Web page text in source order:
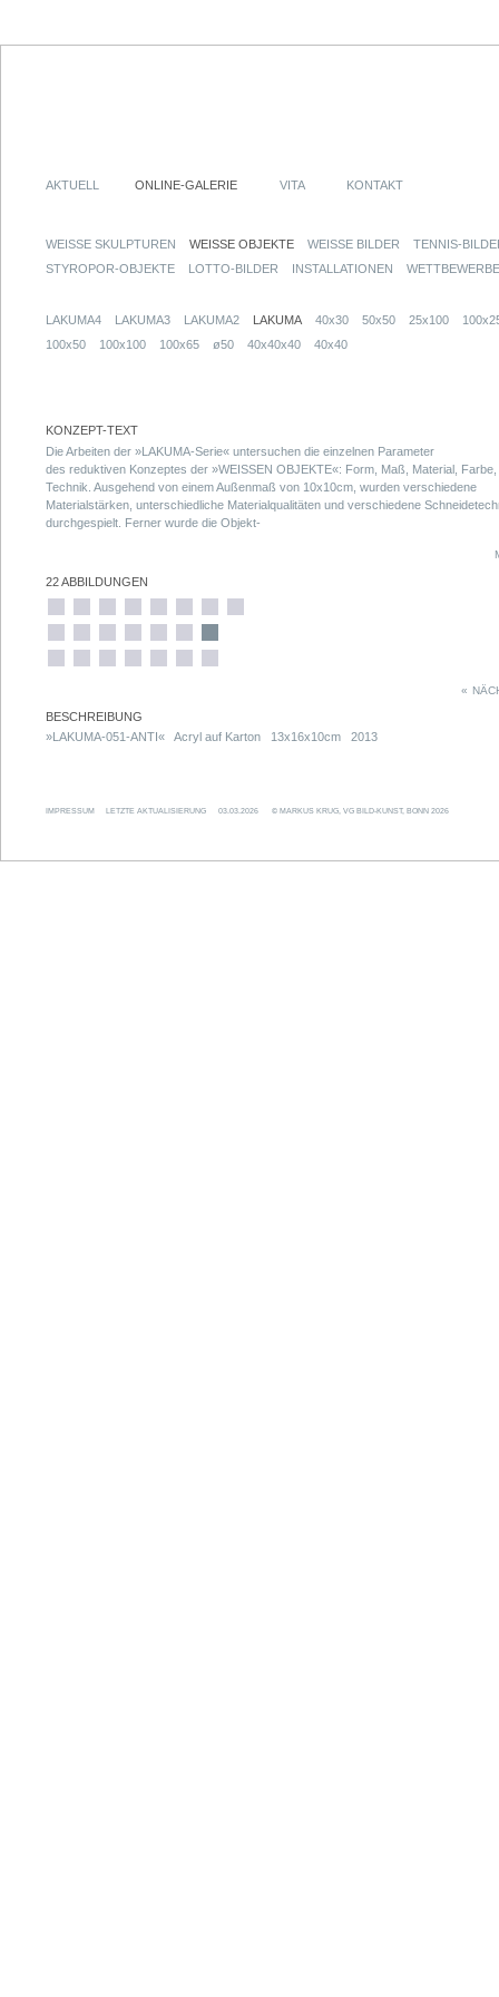
AKTUELL ONLINE-GALERIE VITA KONTAKT
WEISSE SKULPTUREN WEISSE OBJEKTE WEISSE BILDER
TENNIS-
STYROPOR-OBJEKTE
LOTTO-BILDER INSTALLATIONEN WETTBEWERBE
LAKUMA4 LAKUMA3 LAKUMA2 LAKUMA 40x30 50x50 25x100
100x50
100x100 100x65 ø50 40x40x40 40x40
KONZEPT-TEXT
Die Arbeiten der »LAKUMA-Serie« untersuchen die einzelnen Parameter
des reduktiven Konzeptes der »WEISSEN OBJEKTE«: Form, Maß, Material, Farbe,
Technik. Ausgehend von einem Außenmaß von 10x10cm, wurden verschiedene
Materialstärken, unterschiedliche Materialqualitäten und verschiedene
durchgespielt. Ferner wurde die Objekt-
22 ABBILDUNGEN
«
BESCHREIBUNG
»LAKUMA-051-ANTI« Acryl auf Karton 13x16x10cm 2013
IMPRESSUM LETZTE AKTUALISIERUNG 03.03.2026 © MARKUS KRUG, VG BILD-KUNST, BONN 2026